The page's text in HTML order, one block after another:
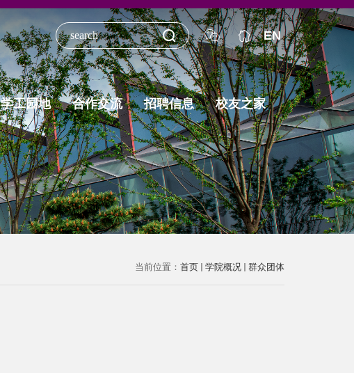
EN
学工园地 合作交流 招聘信息 校友之家
当前位置：首页 学院概况 群众团体